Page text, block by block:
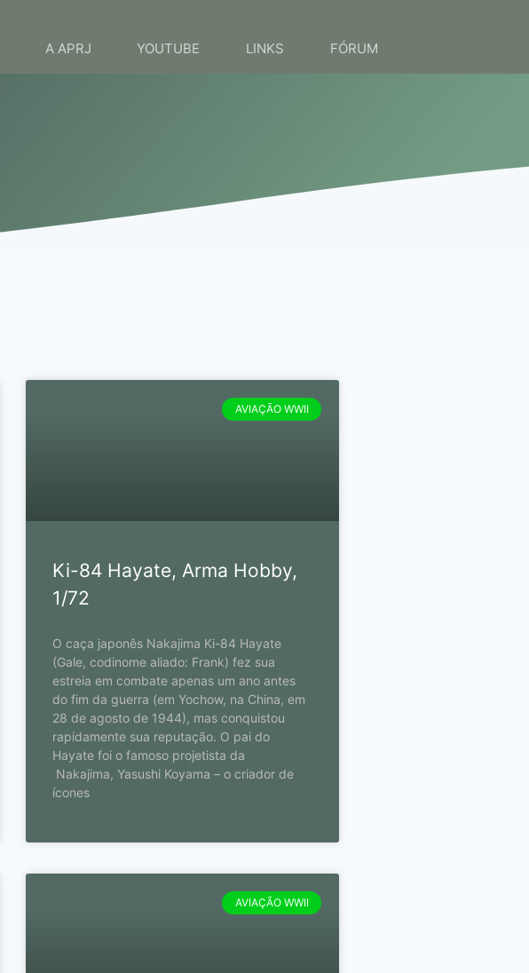
A APRJ YOUTUBE LINKS FÓRUM
AVIAÇÃO WWII
Ki-84 Hayate, Arma Hobby,
1/72
O caça japonês Nakajima Ki-84 Hayate
(Gale, codinome aliado: Frank) fez sua
estreia em combate apenas um ano antes
do fim da guerra (em Yochow, na China, em
28 de agosto de 1944), mas conquistou
rapidamente sua reputação. O pai do
Hayate foi o famoso projetista da
Nakajima, Yasushi Koyama – o criador de
ícones
AVIAÇÃO WWII